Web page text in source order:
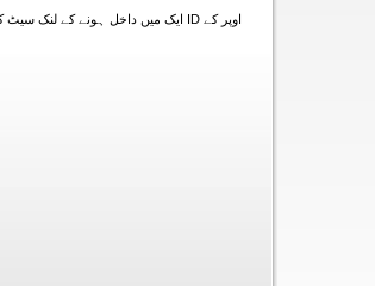
اوپر کے ID ایک میں داخل ہونے کے لنک سیٹ کا پاس ورڈ آپ کے ساتھ ساتھ ای میل ALT ای میل بھیج دیں گے.